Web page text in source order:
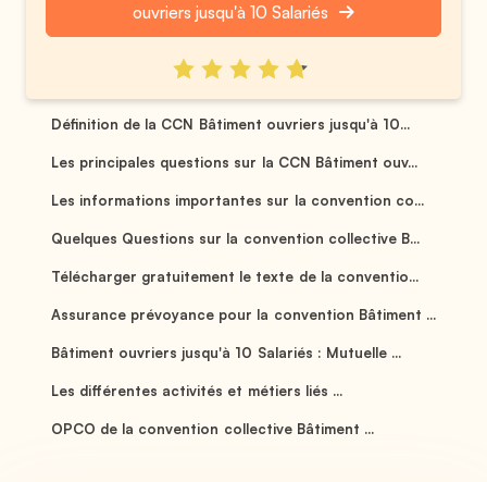
ouvriers jusqu'à 10 Salariés
Définition de la CCN Bâtiment ouvriers jusqu'à 10...
Les principales questions sur la CCN Bâtiment ouv...
Les informations importantes sur la convention co...
Quelques Questions sur la convention collective B...
Télécharger gratuitement le texte de la conventio...
Assurance prévoyance pour la convention Bâtiment ...
Bâtiment ouvriers jusqu'à 10 Salariés : Mutuelle ...
Les différentes activités et métiers liés ...
OPCO de la convention collective Bâtiment ...